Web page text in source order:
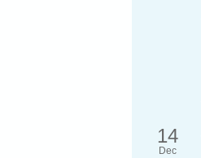
14
Dec